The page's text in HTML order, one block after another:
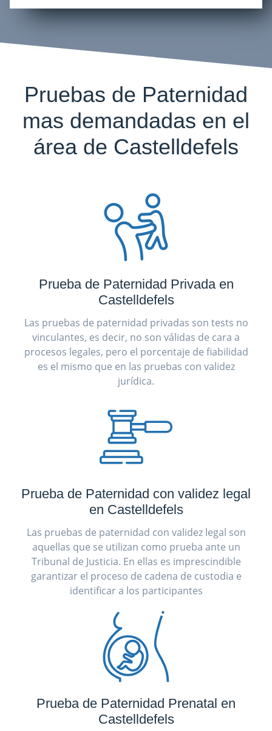
Pruebas de Paternidad
mas demandadas en el
área de Castelldefels
Prueba de Paternidad Privada en
Castelldefels
Las pruebas de paternidad privadas son tests no
vinculantes, es decir, no son válidas de cara a
procesos legales, pero el porcentaje de fiabilidad
es el mismo que en las pruebas con validez
jurídica.
Prueba de Paternidad con validez legal
en Castelldefels
Las pruebas de paternidad con validez legal son
aquellas que se utilizan como prueba ante un
Tribunal de Justicia. En ellas es imprescindible
garantizar el proceso de cadena de custodia e
identificar a los participantes
Prueba de Paternidad Prenatal en
Castelldefels